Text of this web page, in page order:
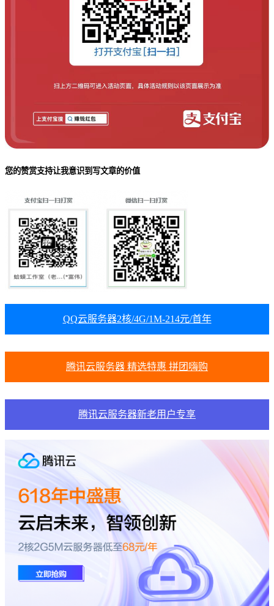
您的赞赏支持让我意识到写文章的价值
QQ云服务器2核/4G/1M-214元/首年
腾讯云服务器 精选特惠 拼团嗨购
腾讯云服务器新老用户专享